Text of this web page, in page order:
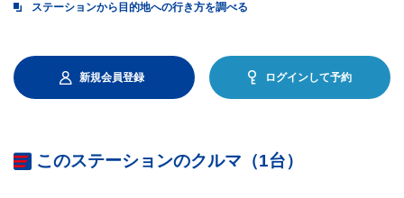
ステーションから目的地への行き方を調べる
新規会員登録 ログインして予約
このステーションのクルマ（1台）